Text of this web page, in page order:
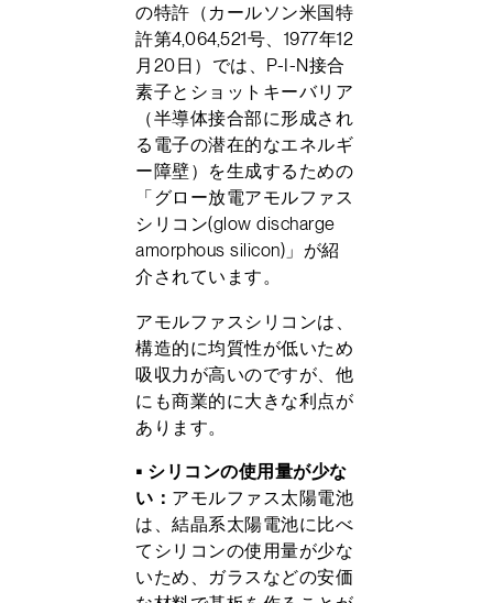
の特許（カールソン米国特
許第4,064,521号、1977年12
月20日）では、P-I-N接合
素子とショットキーバリア
（半導体接合部に形成され
る電子の潜在的なエネルギ
ー障壁）を生成するための
「グロー放電アモルファス
シリコン(glow discharge
amorphous silicon)」が紹
介されています。
アモルファスシリコンは、
構造的に均質性が低いため
吸収力が高いのですが、他
にも商業的に大きな利点が
あります。
• シリコンの使用量が少な
い： アモルファス太陽電池
は、結晶系太陽電池に比べ
てシリコンの使用量が少な
いため、ガラスなどの安価